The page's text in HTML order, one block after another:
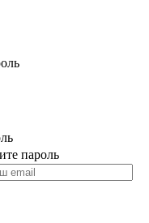
пароль